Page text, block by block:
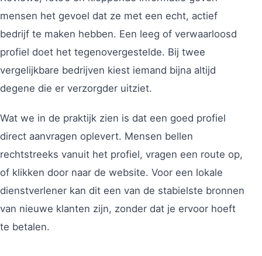
mensen het gevoel dat ze met een echt, actief
bedrijf te maken hebben. Een leeg of verwaarloosd
profiel doet het tegenovergestelde. Bij twee
vergelijkbare bedrijven kiest iemand bijna altijd
degene die er verzorgder uitziet.
Wat we in de praktijk zien is dat een goed profiel
direct aanvragen oplevert. Mensen bellen
rechtstreeks vanuit het profiel, vragen een route op,
of klikken door naar de website. Voor een lokale
dienstverlener kan dit een van de stabielste bronnen
van nieuwe klanten zijn, zonder dat je ervoor hoeft
te betalen.